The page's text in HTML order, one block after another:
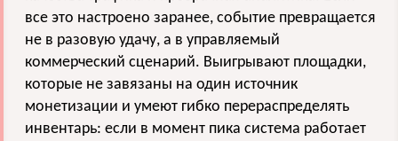
все это настроено заранее, событие превращается
не в разовую удачу, а в управляемый
коммерческий сценарий. Выигрывают площадки,
которые не завязаны на один источник
монетизации и умеют гибко перераспределять
инвентарь: если в момент пика система работает